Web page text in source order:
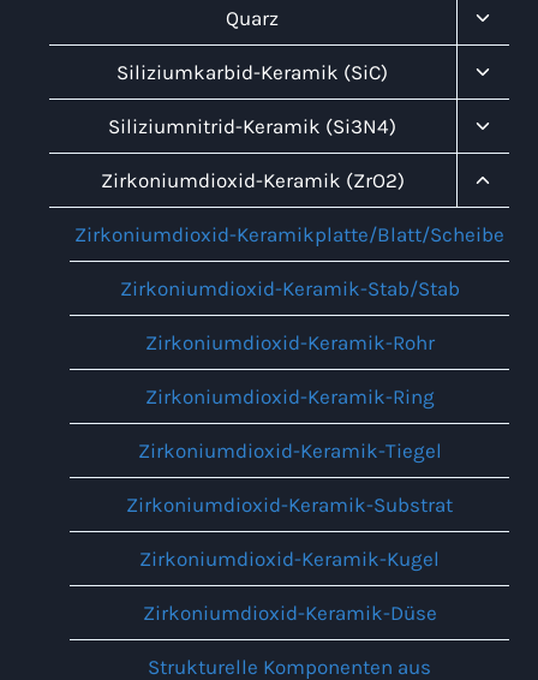
Quarz
Siliziumkarbid-Keramik (SiC)
Siliziumnitrid-Keramik (Si3N4)
Zirkoniumdioxid-Keramik (ZrO2)
Zirkoniumdioxid-Keramikplatte/Blatt/Scheibe
Zirkoniumdioxid-Keramik-Stab/Stab
Zirkoniumdioxid-Keramik-Rohr
Zirkoniumdioxid-Keramik-Ring
Zirkoniumdioxid-Keramik-Tiegel
Zirkoniumdioxid-Keramik-Substrat
Zirkoniumdioxid-Keramik-Kugel
Zirkoniumdioxid-Keramik-Düse
Strukturelle Komponenten aus